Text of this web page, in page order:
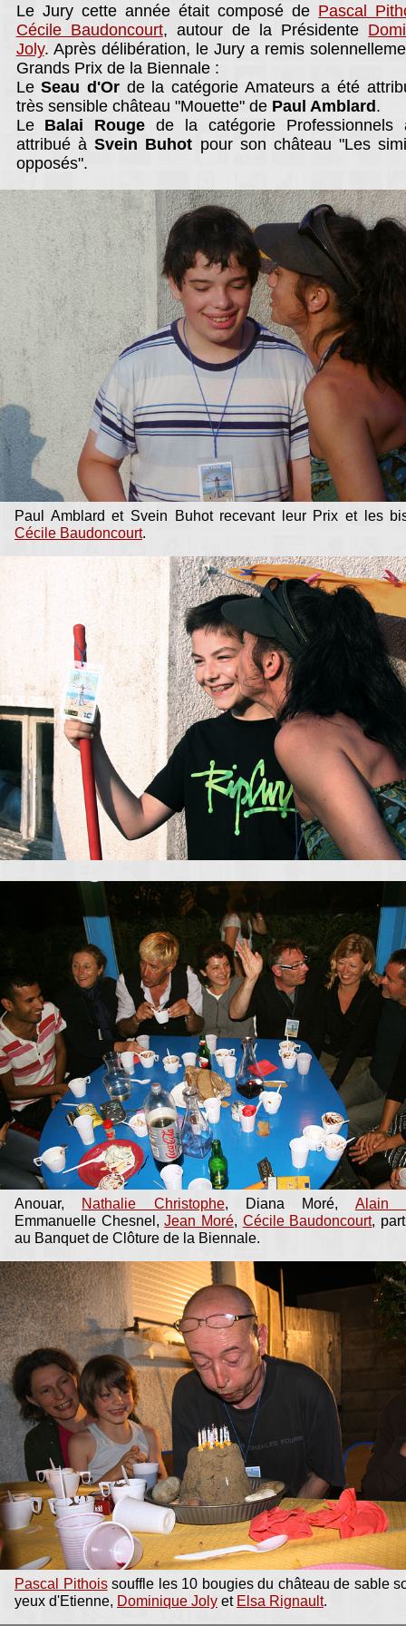
Le Jury cette année était composé de Pascal
Cécile Baudoncourt, autour de la Présidente
Joly. Après délibération, le Jury a remis
Grands Prix de la Biennale :
LeSeau d'Orde la catégorie Amateurs a été
très sensible château "Mouette" de Paul Amblard .
Le Balai Rouge de la catégorie Professionnels
attribué àSvein Buhot pour son château "Les
opposés".
Paul Amblard et Svein Buhot recevant leur Prix et les
Cécile Baudoncourt.
Anouar, Nathalie Christophe, Diana Moré, Alain
Emmanuelle Chesnel,Jean Moré, Cécile Baudoncourt,
au Banquet de Clôture de la Biennale.
Pascal Pithoissouffle les 10 bougies du château de sable
yeux d'Etienne, Dominique Joly et Elsa Rignault.